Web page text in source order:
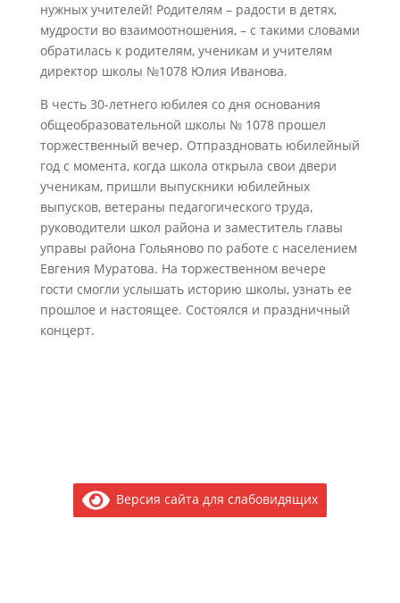
нужных учителей! Родителям – радости в детях,
мудрости во взаимоотношения, – с такими словами
обратилась к родителям, ученикам и учителям
директор школы №1078 Юлия Иванова.
В честь 30-летнего юбилея со дня основания
общеобразовательной школы № 1078 прошел
торжественный вечер. Отпраздновать юбилейный
год с момента, когда школа открыла свои двери
ученикам, пришли выпускники юбилейных
выпусков, ветераны педагогического труда,
руководители школ района и заместитель главы
управы района Гольяново по работе с населением
Евгения Муратова. На торжественном вечере
гости смогли услышать историю школы, узнать ее
прошлое и настоящее. Состоялся и праздничный
концерт.
Версия сайта для слабовидящих